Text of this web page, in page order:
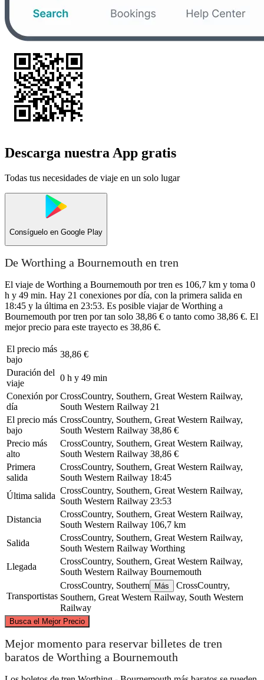
Descarga nuestra App gratis
Todas tus necesidades de viaje en un solo lugar
Consíguelo en Google Play
De Worthing a Bournemouth en tren
El viaje de Worthing a Bournemouth por tren es 106,7 km y toma 0
h y 49 min. Hay 21 conexiones por día, con la primera salida en
18:45 y la última en 23:53. Es posible viajar de Worthing a
Bournemouth por tren por tan solo 38,86 € o tanto como 38,86 €. El
mejor precio para este trayecto es 38,86 €.
El precio más
bajo
38,86 €
Duración del
viaje
0 h y 49 min
Conexión por
día
CrossCountry, Southern, Great Western Railway,
South Western Railway 21
El precio más
bajo
CrossCountry, Southern, Great Western Railway,
South Western Railway 38,86 €
Precio más
alto
CrossCountry, Southern, Great Western Railway,
South Western Railway 38,86 €
Primera
salida
CrossCountry, Southern, Great Western Railway,
South Western Railway 18:45
Última salida
CrossCountry, Southern, Great Western Railway,
South Western Railway 23:53
Distancia
CrossCountry, Southern, Great Western Railway,
South Western Railway 106,7 km
Salida
CrossCountry, Southern, Great Western Railway,
South Western Railway Worthing
Llegada
CrossCountry, Southern, Great Western Railway,
South Western Railway Bournemouth
Transportistas
CrossCountry, Southern Más
CrossCountry,
Southern, Great Western Railway, South Western
Railway
Busca el Mejor Precio
Mejor momento para reservar billetes de tren
baratos de Worthing a Bournemouth